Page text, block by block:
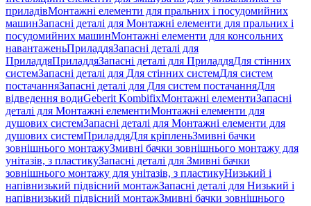
приладівМонтажні елементи для пральних і посудомийних
машинЗапасні деталі для Монтажні елементи для пральних і
посудомийних машинМонтажні елементи для консольних
навантаженьПриладдяЗапасні деталі для
ПриладдяПриладдяЗапасні деталі для ПриладдяДля стінних
системЗапасні деталі для Для стінних системДля систем
постачанняЗапасні деталі для Для систем постачанняДля
відведення водиGeberit KombifixМонтажні елементиЗапасні
деталі для Монтажні елементиМонтажні елементи для
душових системЗапасні деталі для Монтажні елементи для
душових системПриладдяДля кріпленьЗмивні бачки
зовнішнього монтажуЗмивні бачки зовнішнього монтажу для
унітазів, з пластикуЗапасні деталі для Змивні бачки
зовнішнього монтажу для унітазів, з пластикуНизький і
напівнизький підвісний монтажЗапасні деталі для Низький і
напівнизький підвісний монтажЗмивні бачки зовнішнього